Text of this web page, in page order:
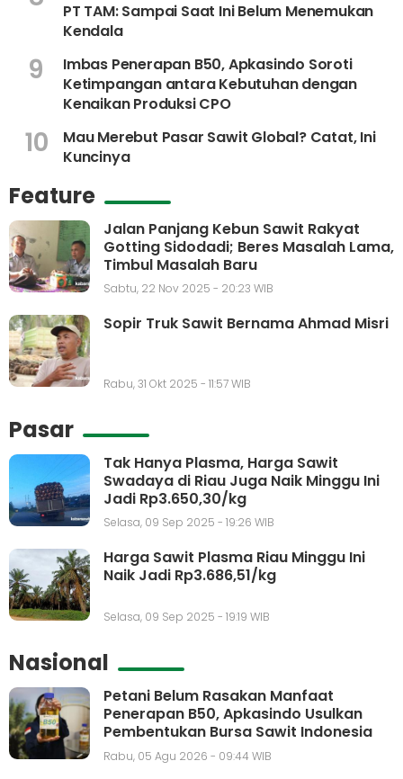
PT TAM: Sampai Saat Ini Belum Menemukan
Kendala
9
Imbas Penerapan B50, Apkasindo Soroti
Ketimpangan antara Kebutuhan dengan
Kenaikan Produksi CPO
10
Mau Merebut Pasar Sawit Global? Catat, Ini
Kuncinya
Feature
Jalan Panjang Kebun Sawit Rakyat
Gotting Sidodadi; Beres Masalah Lama,
Timbul Masalah Baru
Sabtu, 22 Nov 2025 - 20:23 WIB
Sopir Truk Sawit Bernama Ahmad Misri
Rabu, 31 Okt 2025 - 11:57 WIB
Pasar
Tak Hanya Plasma, Harga Sawit
Swadaya di Riau Juga Naik Minggu Ini
Jadi Rp3.650,30/kg
Selasa, 09 Sep 2025 - 19:26 WIB
Harga Sawit Plasma Riau Minggu Ini
Naik Jadi Rp3.686,51/kg
Selasa, 09 Sep 2025 - 19:19 WIB
Nasional
Petani Belum Rasakan Manfaat
Penerapan B50, Apkasindo Usulkan
Pembentukan Bursa Sawit Indonesia
Rabu, 05 Agu 2026 - 09:44 WIB